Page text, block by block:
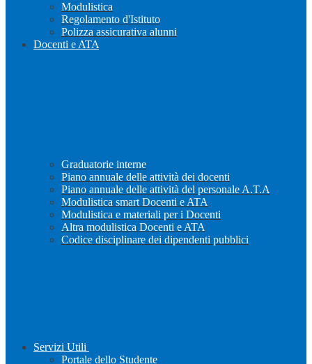
Modulistica
Regolamento d'Istituto
Polizza assicurativa alunni
Docenti e ATA
Graduatorie interne
Piano annuale delle attività dei docenti
Piano annuale delle attività del personale A.T.A
Modulistica smart Docenti e ATA
Modulistica e materiali per i Docenti
Altra modulistica Docenti e ATA
Codice disciplinare dei dipendenti pubblici
Servizi Utili
Portale dello Studente